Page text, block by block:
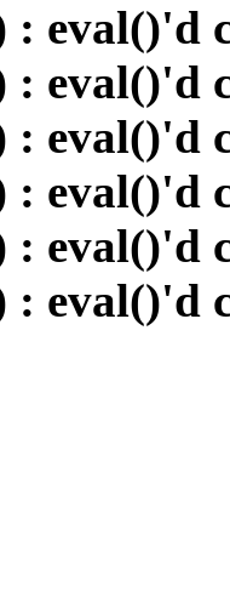
: eval()'d
: eval()'d
: eval()'d
: eval()'d
: eval()'d
: eval()'d